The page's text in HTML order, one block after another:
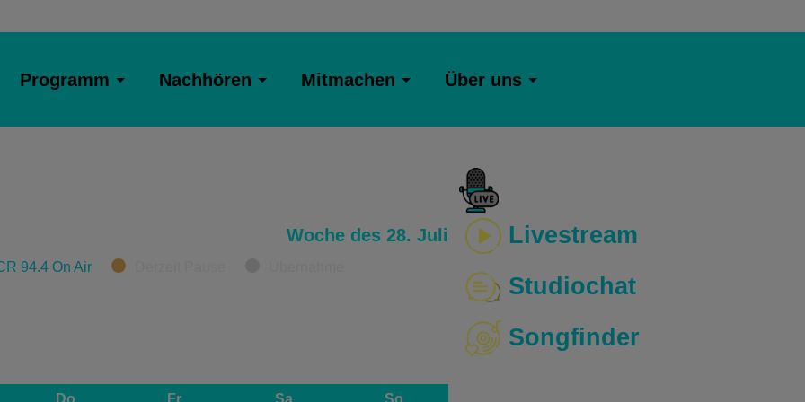
Programm Nachhören Mitmachen Über uns
Woche des 28. Juli
94.4 On Air
Livestream
Studiochat
Songfinder